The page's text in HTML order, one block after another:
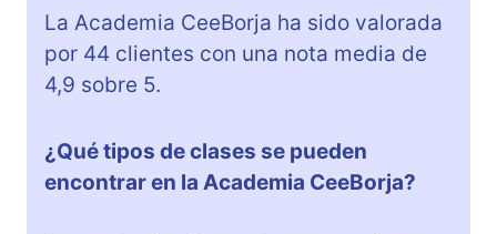
La Academia CeeBorja ha sido valorada
por 44 clientes con una nota media de
4,9 sobre 5.
¿Qué tipos de clases se pueden
encontrar en la Academia CeeBorja?